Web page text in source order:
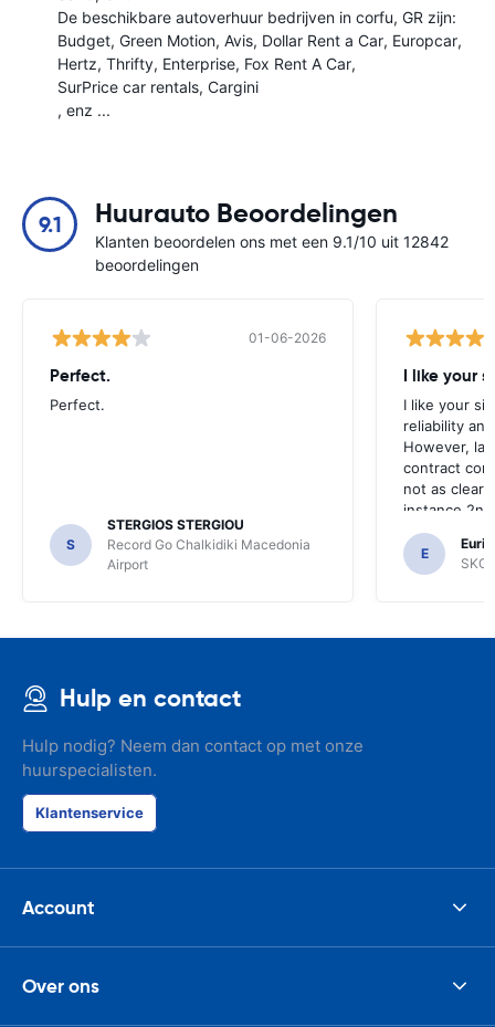
De beschikbare autoverhuur bedrijven in corfu, GR zijn:
Budget Green Motion Avis Dollar Rent a Car Europcar
Hertz Thrifty Enterprise Fox Rent A Car
SurPrice car rentals Cargini
, enz ...
9.1 Huurauto Beoordelingen
Klanten beoordelen ons met een 9.1/10 uit 12842
beoordelingen
01-06-2026
Perfect.
Perfect.
S
STERGIOS STERGIOU
Record Go Chalkidiki Macedonia
Airport
I like your
I like your
reliability
However,
contract
not as clear
instance
the most
your site.
E
SKG
Hulp en contact
Hulp nodig? Neem dan contact op met onze
huurspecialisten.
Klantenservice
Account
Over ons